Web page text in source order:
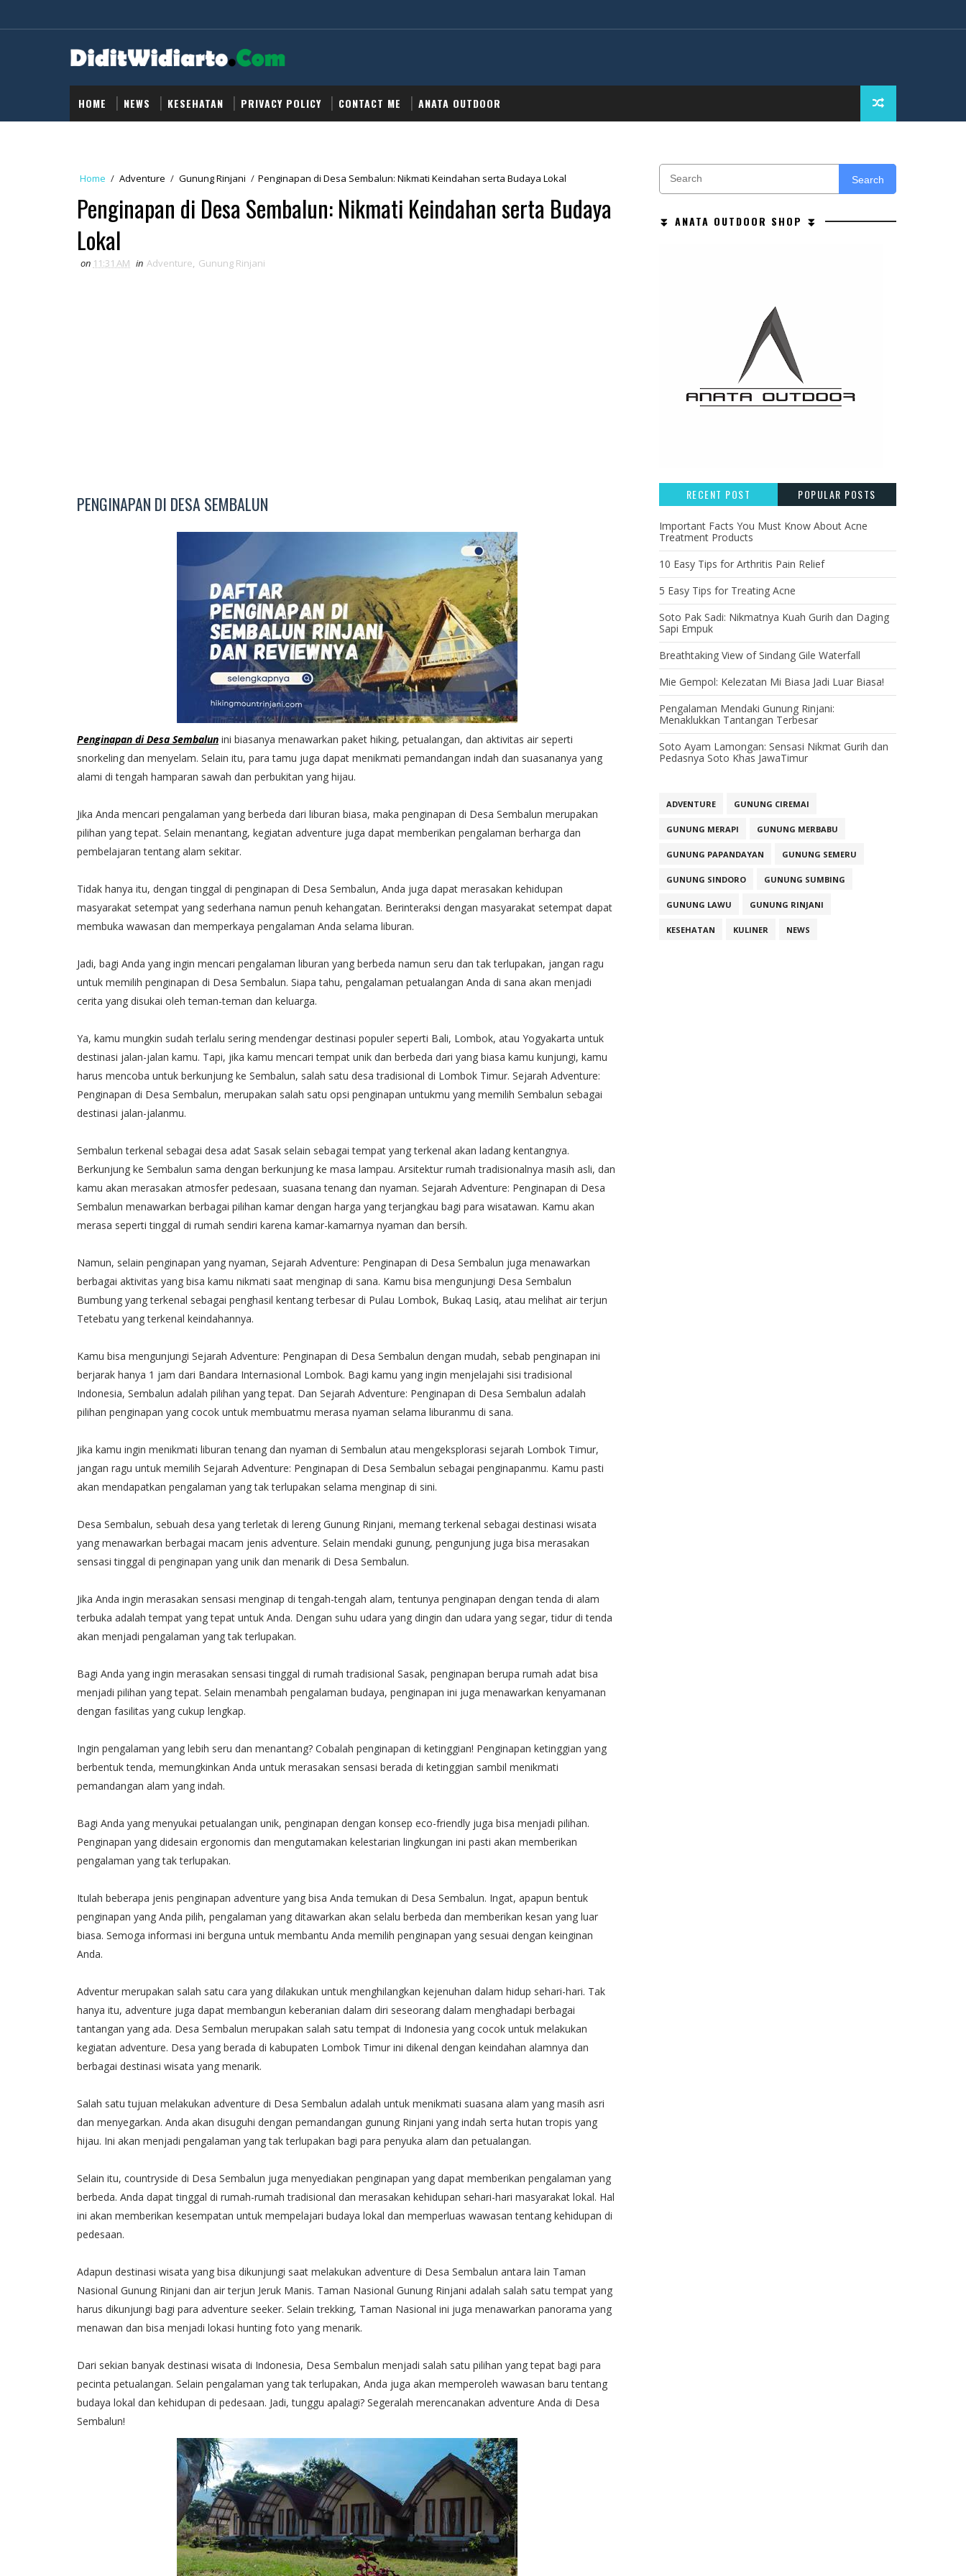
HOME NEWS KESEHATAN PRIVACY POLICY CONTACT ME ANATA OUTDOOR
Home / Adventure / Gunung Rinjani / Penginapan di Desa Sembalun: Nikmati Keindahan serta Budaya Lokal
Penginapan di Desa Sembalun: Nikmati Keindahan serta Budaya
Lokal
on 11:31 AM in Adventure, Gunung Rinjani
PENGINAPAN DI DESA SEMBALUN
Penginapan di Desa Sembalun ini biasanya menawarkan paket hiking, petualangan, dan aktivitas air seperti
snorkeling dan menyelam. Selain itu, para tamu juga dapat menikmati pemandangan indah dan suasananya yang
alami di tengah hamparan sawah dan perbukitan yang hijau.
Jika Anda mencari pengalaman yang berbeda dari liburan biasa, maka penginapan di Desa Sembalun merupakan
pilihan yang tepat. Selain menantang, kegiatan adventure juga dapat memberikan pengalaman berharga dan
pembelajaran tentang alam sekitar.
Tidak hanya itu, dengan tinggal di penginapan di Desa Sembalun, Anda juga dapat merasakan kehidupan
masyarakat setempat yang sederhana namun penuh kehangatan. Berinteraksi dengan masyarakat setempat dapat
membuka wawasan dan memperkaya pengalaman Anda selama liburan.
Jadi, bagi Anda yang ingin mencari pengalaman liburan yang berbeda namun seru dan tak terlupakan, jangan ragu
untuk memilih penginapan di Desa Sembalun. Siapa tahu, pengalaman petualangan Anda di sana akan menjadi
cerita yang disukai oleh teman-teman dan keluarga.
Ya, kamu mungkin sudah terlalu sering mendengar destinasi populer seperti Bali, Lombok, atau Yogyakarta untuk
destinasi jalan-jalan kamu. Tapi, jika kamu mencari tempat unik dan berbeda dari yang biasa kamu kunjungi, kamu
harus mencoba untuk berkunjung ke Sembalun, salah satu desa tradisional di Lombok Timur. Sejarah Adventure:
Penginapan di Desa Sembalun, merupakan salah satu opsi penginapan untukmu yang memilih Sembalun sebagai
destinasi jalan-jalanmu.
Sembalun terkenal sebagai desa adat Sasak selain sebagai tempat yang terkenal akan ladang kentangnya.
Berkunjung ke Sembalun sama dengan berkunjung ke masa lampau. Arsitektur rumah tradisionalnya masih asli, dan
kamu akan merasakan atmosfer pedesaan, suasana tenang dan nyaman. Sejarah Adventure: Penginapan di Desa
Sembalun menawarkan berbagai pilihan kamar dengan harga yang terjangkau bagi para wisatawan. Kamu akan
merasa seperti tinggal di rumah sendiri karena kamar-kamarnya nyaman dan bersih.
Namun, selain penginapan yang nyaman, Sejarah Adventure: Penginapan di Desa Sembalun juga menawarkan
berbagai aktivitas yang bisa kamu nikmati saat menginap di sana. Kamu bisa mengunjungi Desa Sembalun
Bumbung yang terkenal sebagai penghasil kentang terbesar di Pulau Lombok, Bukaq Lasiq, atau melihat air terjun
Tetebatu yang terkenal keindahannya.
Kamu bisa mengunjungi Sejarah Adventure: Penginapan di Desa Sembalun dengan mudah, sebab penginapan ini
berjarak hanya 1 jam dari Bandara Internasional Lombok. Bagi kamu yang ingin menjelajahi sisi tradisional
Indonesia, Sembalun adalah pilihan yang tepat. Dan Sejarah Adventure: Penginapan di Desa Sembalun adalah
pilihan penginapan yang cocok untuk membuatmu merasa nyaman selama liburanmu di sana.
Jika kamu ingin menikmati liburan tenang dan nyaman di Sembalun atau mengeksplorasi sejarah Lombok Timur,
jangan ragu untuk memilih Sejarah Adventure: Penginapan di Desa Sembalun sebagai penginapanmu. Kamu pasti
akan mendapatkan pengalaman yang tak terlupakan selama menginap di sini.
Desa Sembalun, sebuah desa yang terletak di lereng Gunung Rinjani, memang terkenal sebagai destinasi wisata
yang menawarkan berbagai macam jenis adventure. Selain mendaki gunung, pengunjung juga bisa merasakan
sensasi tinggal di penginapan yang unik dan menarik di Desa Sembalun.
Jika Anda ingin merasakan sensasi menginap di tengah-tengah alam, tentunya penginapan dengan tenda di alam
terbuka adalah tempat yang tepat untuk Anda. Dengan suhu udara yang dingin dan udara yang segar, tidur di tenda
akan menjadi pengalaman yang tak terlupakan.
Bagi Anda yang ingin merasakan sensasi tinggal di rumah tradisional Sasak, penginapan berupa rumah adat bisa
menjadi pilihan yang tepat. Selain menambah pengalaman budaya, penginapan ini juga menawarkan kenyamanan
dengan fasilitas yang cukup lengkap.
Ingin pengalaman yang lebih seru dan menantang? Cobalah penginapan di ketinggian! Penginapan ketinggian yang
berbentuk tenda, memungkinkan Anda untuk merasakan sensasi berada di ketinggian sambil menikmati
pemandangan alam yang indah.
Bagi Anda yang menyukai petualangan unik, penginapan dengan konsep eco-friendly juga bisa menjadi pilihan.
Penginapan yang didesain ergonomis dan mengutamakan kelestarian lingkungan ini pasti akan memberikan
pengalaman yang tak terlupakan.
Itulah beberapa jenis penginapan adventure yang bisa Anda temukan di Desa Sembalun. Ingat, apapun bentuk
penginapan yang Anda pilih, pengalaman yang ditawarkan akan selalu berbeda dan memberikan kesan yang luar
biasa. Semoga informasi ini berguna untuk membantu Anda memilih penginapan yang sesuai dengan keinginan
Anda.
Adventur merupakan salah satu cara yang dilakukan untuk menghilangkan kejenuhan dalam hidup sehari-hari. Tak
hanya itu, adventure juga dapat membangun keberanian dalam diri seseorang dalam menghadapi berbagai
tantangan yang ada. Desa Sembalun merupakan salah satu tempat di Indonesia yang cocok untuk melakukan
kegiatan adventure. Desa yang berada di kabupaten Lombok Timur ini dikenal dengan keindahan alamnya dan
berbagai destinasi wisata yang menarik.
Salah satu tujuan melakukan adventure di Desa Sembalun adalah untuk menikmati suasana alam yang masih asri
dan menyegarkan. Anda akan disuguhi dengan pemandangan gunung Rinjani yang indah serta hutan tropis yang
hijau. Ini akan menjadi pengalaman yang tak terlupakan bagi para penyuka alam dan petualangan.
Selain itu, countryside di Desa Sembalun juga menyediakan penginapan yang dapat memberikan pengalaman yang
berbeda. Anda dapat tinggal di rumah-rumah tradisional dan merasakan kehidupan sehari-hari masyarakat lokal. Hal
ini akan memberikan kesempatan untuk mempelajari budaya lokal dan memperluas wawasan tentang kehidupan di
pedesaan.
Adapun destinasi wisata yang bisa dikunjungi saat melakukan adventure di Desa Sembalun antara lain Taman
Nasional Gunung Rinjani dan air terjun Jeruk Manis. Taman Nasional Gunung Rinjani adalah salah satu tempat yang
harus dikunjungi bagi para adventure seeker. Selain trekking, Taman Nasional ini juga menawarkan panorama yang
menawan dan bisa menjadi lokasi hunting foto yang menarik.
Dari sekian banyak destinasi wisata di Indonesia, Desa Sembalun menjadi salah satu pilihan yang tepat bagi para
pecinta petualangan. Selain pengalaman yang tak terlupakan, Anda juga akan memperoleh wawasan baru tentang
budaya lokal dan kehidupan di pedesaan. Jadi, tunggu apalagi? Segeralah merencanakan adventure Anda di Desa
Sembalun!
Search
⏬ ANATA OUTDOOR SHOP ⏬
RECENT POST POPULAR POSTS
Important Facts You Must Know About Acne
Treatment Products
10 Easy Tips for Arthritis Pain Relief
5 Easy Tips for Treating Acne
Soto Pak Sadi: Nikmatnya Kuah Gurih dan Daging
Sapi Empuk
Breathtaking View of Sindang Gile Waterfall
Mie Gempol: Kelezatan Mi Biasa Jadi Luar Biasa!
Pengalaman Mendaki Gunung Rinjani:
Menaklukkan Tantangan Terbesar
Soto Ayam Lamongan: Sensasi Nikmat Gurih dan
Pedasnya Soto Khas JawaTimur
ADVENTURE GUNUNG CIREMAI
GUNUNG MERAPI GUNUNG MERBABU
GUNUNG PAPANDAYAN GUNUNG SEMERU
GUNUNG SINDORO GUNUNG SUMBING
GUNUNG LAWU GUNUNG RINJANI
KESEHATAN KULINER NEWS